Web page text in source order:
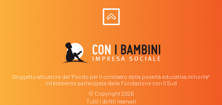
Soggetto attuatore del "Fondo per il contrasto della povertà educativa minorile"
interamente partecipata dalla Fondazione con il Sud
© Copyright 2026
Tutti i diritti riservati